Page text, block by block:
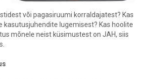
või pagasiruumi korraldajatest? Kas
kasutusjuhendite lugemisest? Kas hoolite
mõnele neist küsimustest on JAH, siis